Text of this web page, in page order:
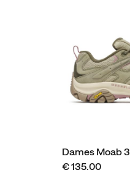
Dames Moab 3
€ 135.00